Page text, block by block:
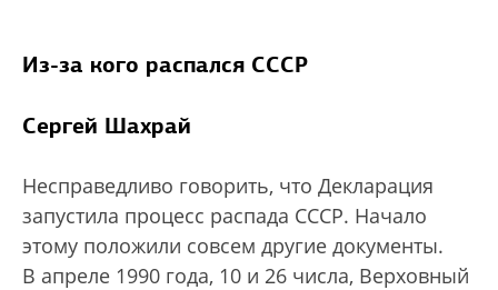
Из-за кого распался СССР
Сергей Шахрай
Несправедливо говорить, что Декларация
запустила процесс распада СССР. Начало
этому положили совсем другие документы.
В апреле 1990 года, 10 и 26 числа, Верховный